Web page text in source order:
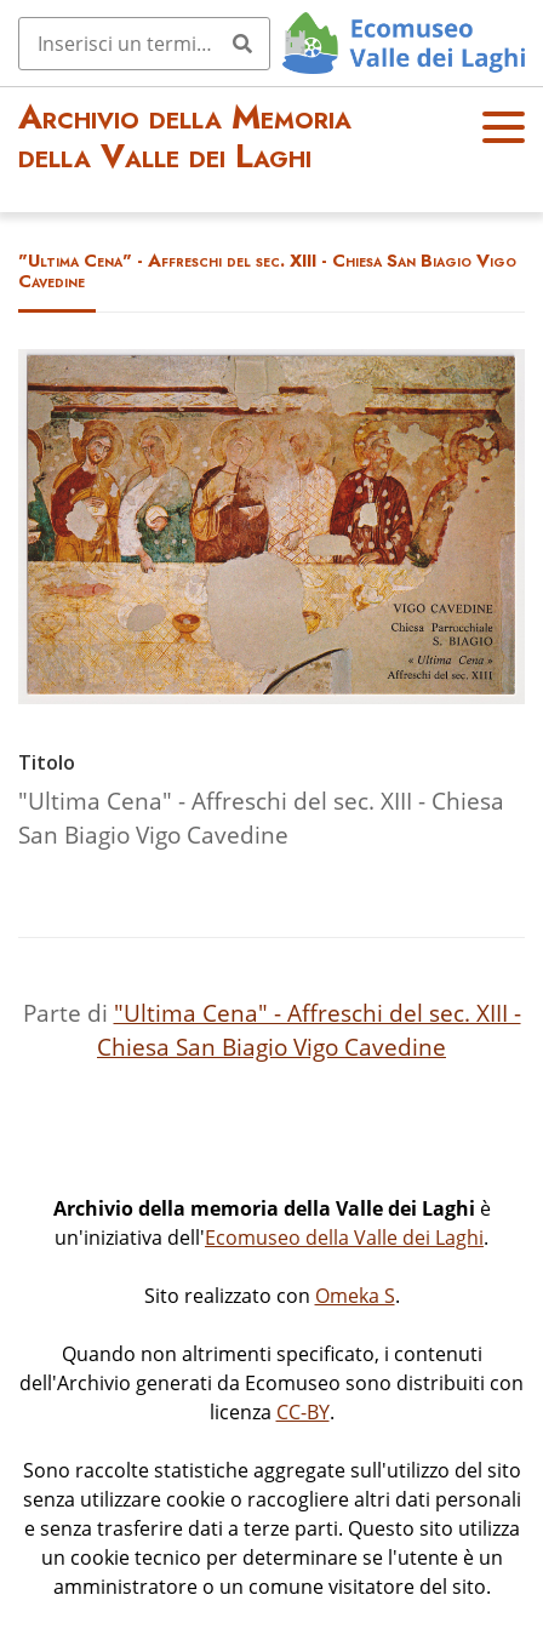
Archivio della Memoria
della Valle dei Laghi
OPE
"Ultima Cena" - Affreschi del sec. XIII - Chiesa San Biagio Vigo
Cavedine
Titolo
"Ultima Cena" - Affreschi del sec. XIII - Chiesa
San Biagio Vigo Cavedine
Parte di "Ultima Cena" - Affreschi del sec. XIII -
Chiesa San Biagio Vigo Cavedine
Archivio della memoria della Valle dei Laghi è
un'iniziativa dell'Ecomuseo della Valle dei Laghi.
Sito realizzato con Omeka S.
Quando non altrimenti specificato, i contenuti
dell'Archivio generati da Ecomuseo sono distribuiti con
licenza CC-BY.
Sono raccolte statistiche aggregate sull'utilizzo del sito
senza utilizzare cookie o raccogliere altri dati personali
e senza trasferire dati a terze parti. Questo sito utilizza
un cookie tecnico per determinare se l'utente è un
amministratore o un comune visitatore del sito.